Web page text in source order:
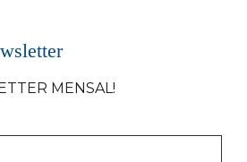
MENSAL!